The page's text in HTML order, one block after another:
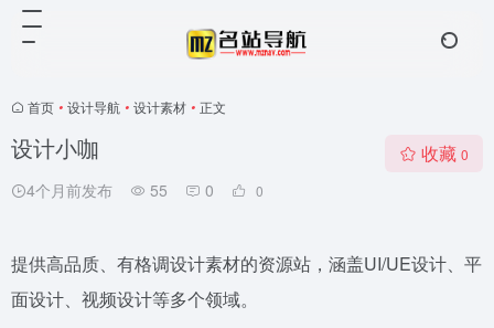
首页 • 设计导航 • 设计素材 • 正文
设计小咖
4个月前发布 55 0 0
收藏 0
提供高品质、有格调设计素材的资源站，涵盖UI/UE设计、平
面设计、视频设计等多个领域。